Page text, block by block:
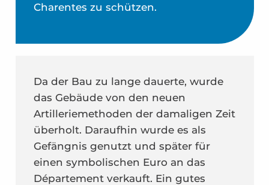
Charentes zu schützen.
Da der Bau zu lange dauerte, wurde
das Gebäude von den neuen
Artilleriemethoden der damaligen Zeit
überholt. Daraufhin wurde es als
Gefängnis genutzt und später für
einen symbolischen Euro an das
Département verkauft. Ein gutes